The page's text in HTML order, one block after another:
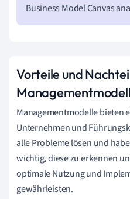
Business Model Canvas
Vorteile und
Managementmodelle bieten
Unternehmen und
alle Probleme lösen und
wichtig, diese zu erkennen
optimale Nutzung und
gewährleisten.